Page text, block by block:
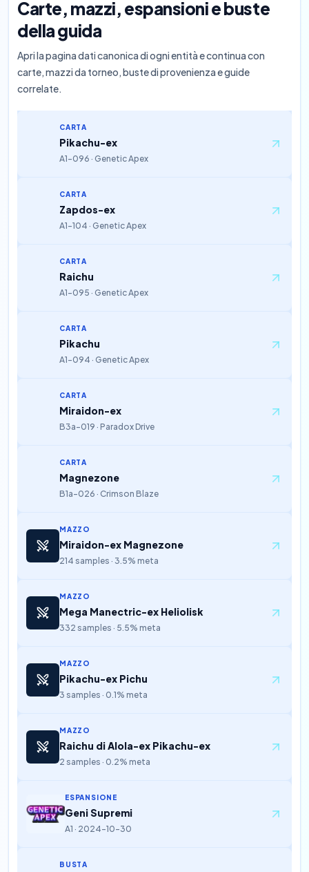
Carte, mazzi, espansioni e buste
della guida
Apri la pagina dati canonica di ogni entità e continua con
carte, mazzi da torneo, buste di provenienza e guide
correlate.
CARTA
Pikachu-ex
A1-096 · Genetic Apex
CARTA
Zapdos-ex
A1-104 · Genetic Apex
CARTA
Raichu
A1-095 · Genetic Apex
CARTA
Pikachu
A1-094 · Genetic Apex
CARTA
Miraidon-ex
B3a-019 · Paradox Drive
CARTA
Magnezone
B1a-026 · Crimson Blaze
MAZZO
Miraidon-ex Magnezone
214 samples · 3.5% meta
MAZZO
Mega Manectric-ex Heliolisk
332 samples · 5.5% meta
MAZZO
Pikachu-ex Pichu
3 samples · 0.1% meta
MAZZO
Raichu di Alola-ex Pikachu-ex
2 samples · 0.2% meta
ESPANSIONE
Geni Supremi
A1 · 2024-10-30
BUSTA